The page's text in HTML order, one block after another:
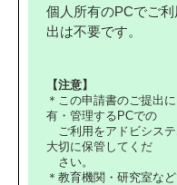
個人所有のPCでご
出は不要です。
【注意】
＊この申請書のご提出
有・管理するPCでの
ご利用をアドビシス
大切に保管してくだ
さい。
＊教育機関・研究室な